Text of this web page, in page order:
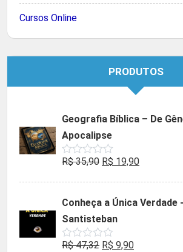
Cursos Online
PRODUTOS
Geografia Bíblica – De
Apocalipse
Avaliação
de
R$35,90 O
era:
R$ 35,90.
R$ 19,90O
é:
Conheça a Única Verdade
Santisteban
Avaliação
R$47,32 O
R$ 9,90O